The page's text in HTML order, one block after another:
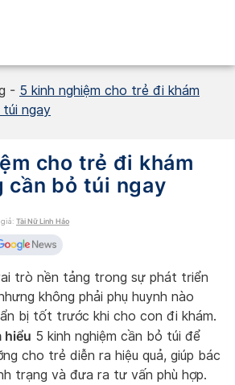
- 5 kinh nghiệm cho trẻ đi khám
ngay
cho trẻ đi khám
cần bỏ túi ngay
giả: Tài Nữ Linh Hảo
trò nền tảng trong sự phát triển
không phải phụ huynh nào
bị tốt trước khi cho con đi khám.
hiểu 5 kinh nghiệm cần bỏ túi để
cho trẻ diễn ra hiệu quả, giúp bác
trạng và đưa ra tư vấn phù hợp.